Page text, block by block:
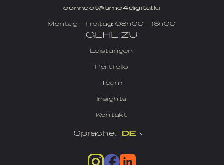
connect@time4digital.lu
Montag – Freitag: 08h00 – 16h00
GEHE ZU
Leistungen
Portfolio
Team
Insights
Kontakt
Sprache: DE